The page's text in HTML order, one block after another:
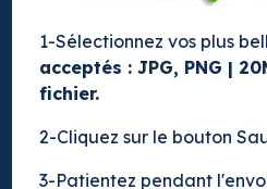
1-Sélectionnez vos plus
acceptés : JPG, PNG |
fichier.
2-Cliquez sur le bouton
3-Patientez pendant